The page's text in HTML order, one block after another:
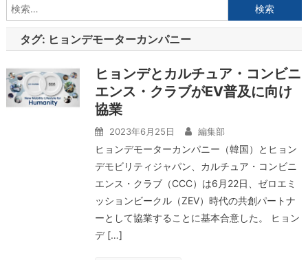
索:
タグ: ヒョンデモーターカンパニー
ヒョンデとカルチュア・コンビニ
エンス・クラブがEV普及に向け
協業
2023年6月25日 編集部
ヒョンデモーターカンパニー（韓国）とヒョン
デモビリティジャパン、カルチュア・コンビニ
エンス・クラブ（CCC）は6月22日、ゼロエミ
ッションビークル（ZEV）時代の共創パートナ
ーとして協業することに基本合意した。 ヒョン
デ […]